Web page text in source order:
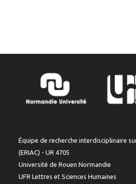
Équipe de recherche interdisciplinaire
(ERIAC) - UR 4705
Université de Rouen Normandie
UFR Lettres et Sciences Humaines